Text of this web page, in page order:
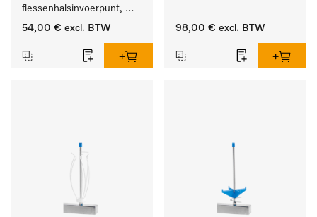
flessenhalsinvoerpunt,
ster, Ø 6, lengte 225 mm.
54,00 € excl. BTW 98,00 € excl. BTW